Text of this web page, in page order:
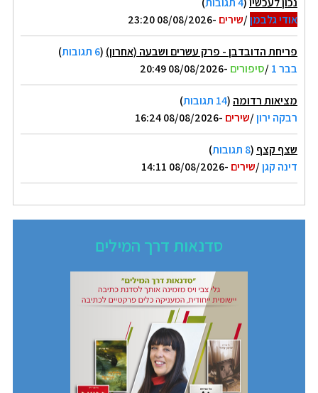
אודי גלבמן/שירים -08/08/2026 23:20
פריחת הדובדבן - פרק עשרים ושבעה (אחרון) (6 תגובות
)
בבר 1
/סיפורים -08/08/2026 20:49
מציאות רדומה (14 תגובות
)
רבקה ירון/שירים -08/08/2026 16:24
שצף קצף (8 תגובות
)
דינה קגן/שירים -08/08/2026 14:11
סדנאות דרך המילים